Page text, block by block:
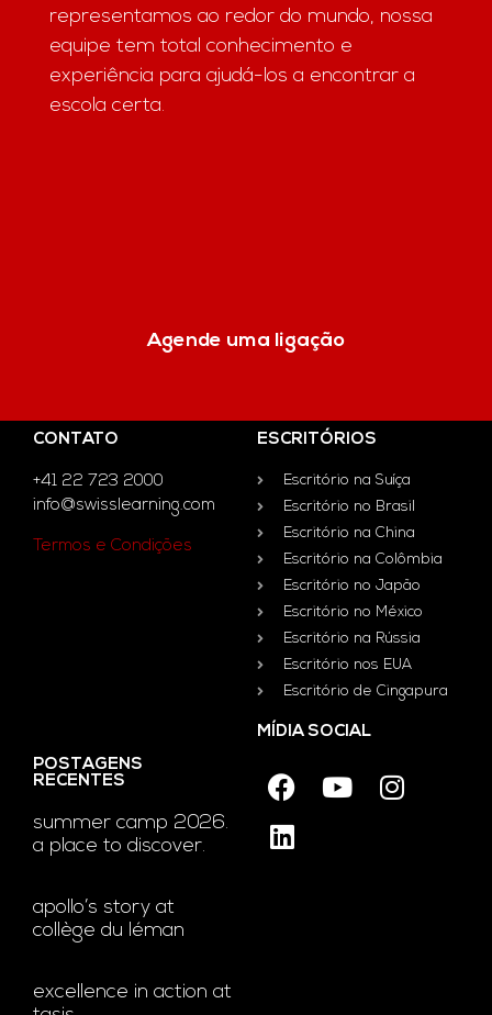
representamos ao redor do mundo, nossa
equipe tem total conhecimento e
experiência para ajudá-los a encontrar a
escola certa.
Agende uma ligação
CONTATO
+41 22 723 2000
info@swisslearning.com
Termos e Condições
ESCRITÓRIOS
Escritório na Suíça
Escritório no Brasil
Escritório na China
Escritório na Colômbia
Escritório no Japão
Escritório no México
Escritório na Rússia
Escritório nos EUA
Escritório de Cingapura
POSTAGENS
RECENTES
summer camp 2026.
a place to discover.
apollo’s story at
collège du léman
excellence in action at
MÍDIA SOCIAL